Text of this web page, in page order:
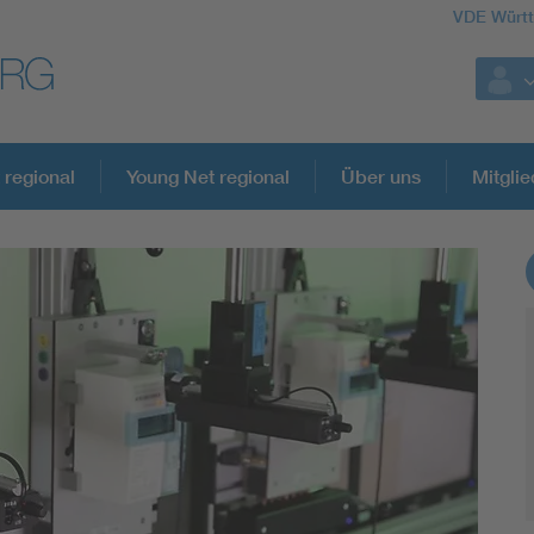
VDE
Weitere Themen
Assisted Living
Electromobility
Energy efficiency
Young Net regional Über uns